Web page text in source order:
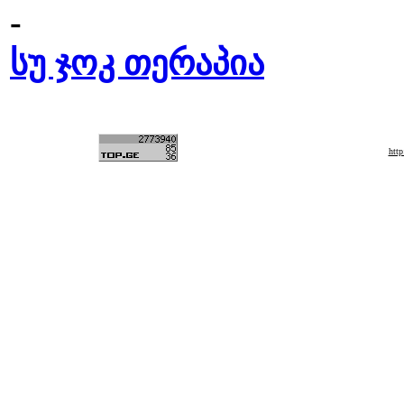
-
სუ ჯოკ თერაპია